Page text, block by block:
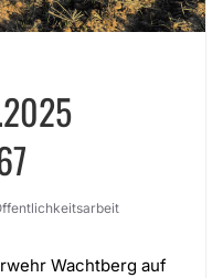
Wachtberg auf